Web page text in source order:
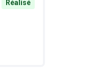
Réalisé